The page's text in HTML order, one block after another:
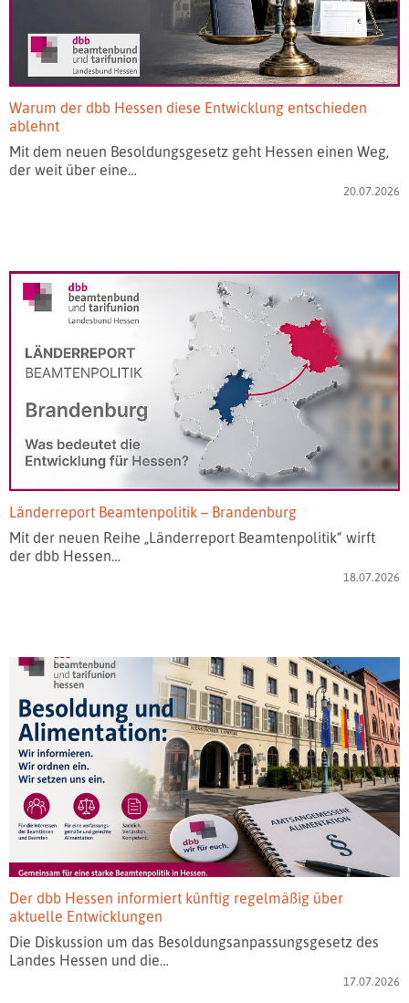
Warum der dbb Hessen diese Entwicklung entschieden
ablehnt
Mit dem neuen Besoldungsgesetz geht Hessen einen Weg,
der weit über eine…
20.07.2026
Länderreport Beamtenpolitik – Brandenburg
Mit der neuen Reihe „Länderreport Beamtenpolitik“ wirft
der dbb Hessen…
18.07.2026
Der dbb Hessen informiert künftig regelmäßig über
aktuelle Entwicklungen
Die Diskussion um das Besoldungsanpassungsgesetz des
Landes Hessen und die…
17.07.2026